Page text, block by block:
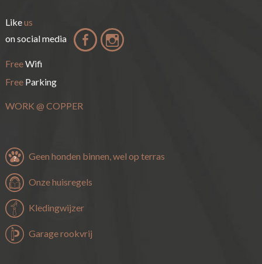
Likeus
on social media
FreeWifi
FreeParking
WORK @ COPPER
Geen honden binnen, wel op terras
Onze huisregels
Kledingwijzer
Garage rookvrij